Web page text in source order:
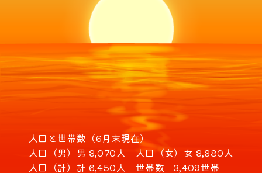
人口と世帯数（6月末現在）
人口（男） 男 3,070人 人口（女） 女 3,380人
人口（計） 計 6,450人 世帯数 3,409世帯